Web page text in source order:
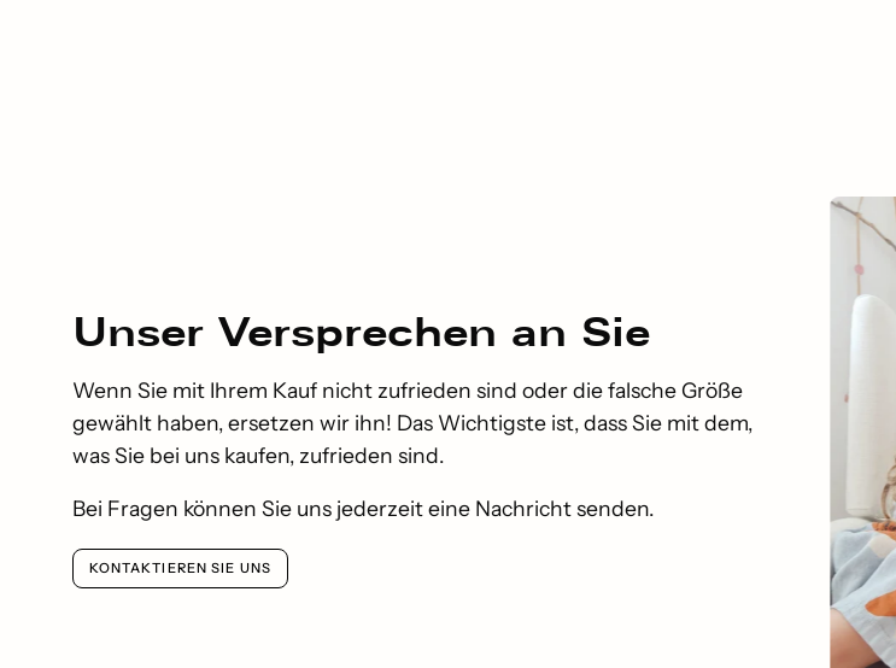
Unser Versprechen an Sie
Wenn Sie mit Ihrem Kauf nicht zufrieden sind oder die falsche Größe
gewählt haben, ersetzen wir ihn! Das Wichtigste ist, dass Sie mit dem,
was Sie bei uns kaufen, zufrieden sind.
Bei Fragen können Sie uns jederzeit eine Nachricht senden.
KONTAKTIEREN SIE UNS